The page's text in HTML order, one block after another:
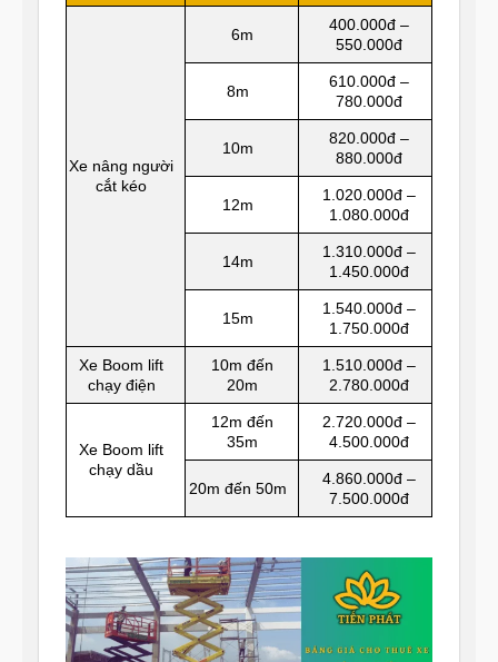
Xe nâng người
cắt kéo
6m
400.000đ –
550.000đ
8m
610.000đ –
780.000đ
10m
820.000đ –
880.000đ
12m
1.020.000đ –
1.080.000đ
14m
1.310.000đ –
1.450.000đ
15m
1.540.000đ –
1.750.000đ
Xe Boom lift
chạy điện
10m đến
20m
1.510.000đ –
2.780.000đ
Xe Boom lift
chạy dầu
12m đến
35m
2.720.000đ –
4.500.000đ
20m đến 50m
4.860.000đ –
7.500.000đ